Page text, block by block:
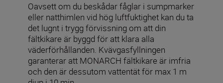
Oavsett om du beskådar fåglar i sumpmarker
eller natthimlen vid hög luftfuktighet kan du ta
det lugnt i trygg förvissning om att din
fältkikare är byggd för att klara alla
väderförhållanden. Kvävgasfyllningen
garanterar att MONARCH fältkikare är imfria
och den är dessutom vattentät för max 1 m